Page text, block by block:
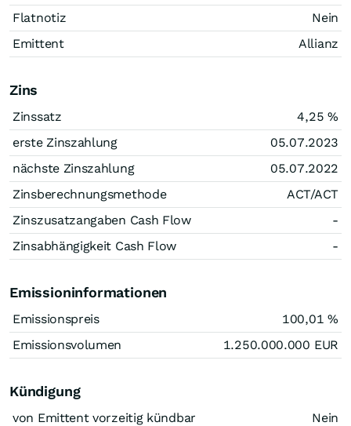
Flatnotiz
Nein
Emittent
Allianz
Zins
Zinssatz 4,25 %
erste Zinszahlung
05.07.2023
nächste Zinszahlung
05.07.2022
Zinsberechnungsmethode
ACT/ACT
Zinszusatzangaben Cash Flow
-
Zinsabhängigkeit Cash Flow
-
Emissioninformationen
Emissionspreis 100,01 %
Emissionsvolumen
1.250.000.000 EUR
Kündigung
von Emittent vorzeitig kündbar Nein